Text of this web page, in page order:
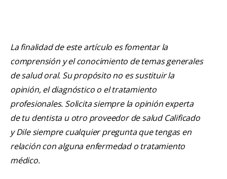
La finalidad de este artículo es fomentar la
comprensión y el conocimiento de temas generales
de salud oral. Su propósito no es sustituir la
opinión, el diagnóstico o el tratamiento
profesionales. Solicita siempre la opinión experta
de tu dentista u otro proveedor de salud Calificado
y Dile siempre cualquier pregunta que tengas en
relación con alguna enfermedad o tratamiento
médico.